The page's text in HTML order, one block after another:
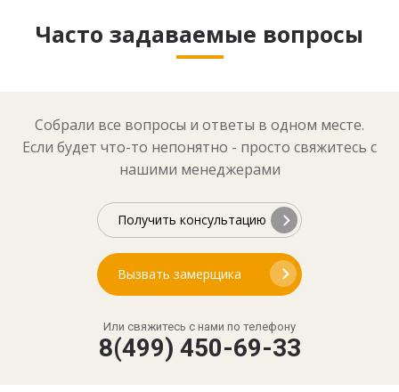
Часто задаваемые вопросы
Собрали все вопросы и ответы в одном месте.
Если будет что-то непонятно - просто свяжитесь с
нашими менеджерами
Получить консультацию
Вызвать замерщика
Или свяжитесь с нами по телефону
8(499) 450-69-33